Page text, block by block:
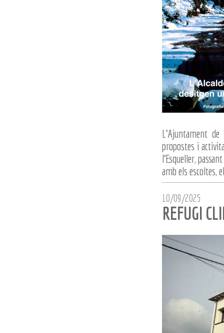
L'Ajuntament
propostes i
l'Esqueller,
amb els escoltes,
10/09/2025
REFUGI